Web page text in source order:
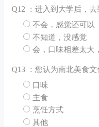
Q12 ：进入到大学后，
不会，感觉还可以
不知道，没感觉
会，口味相差太大
Q13 ：您认为南北美食
口味
主食
烹饪方式
其他